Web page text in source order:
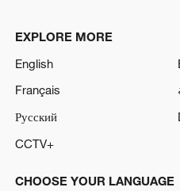
EXPLORE MORE
English
Français
Русский
CCTV+
CHOOSE YOUR LANGUAGE